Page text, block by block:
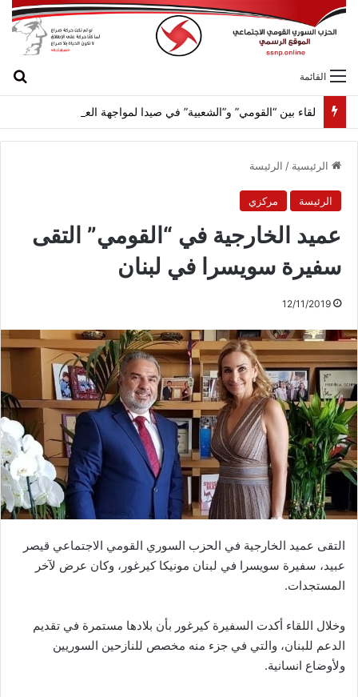
القائمة
الرئيسية / الرئيسة
الرئيسة مركزي
عميد الخارجية في “القومي” التقى
سفيرة سويسرا في لبنان
12/11/2019
التقى عميد الخارجية في الحزب السوري القومي الاجتماعي قيصر
عبيد، سفيرة سويسرا في لبنان مونيكا كيرغور، وكان عرض لآخر
المستجدات.
وخلال اللقاء أكدت السفيرة كيرغور بأن بلادها مستمرة في تقديم
الدعم للبنان، والتي في جزء منه مخصص للنازحين السوريين
ولأوضاع انسانية.